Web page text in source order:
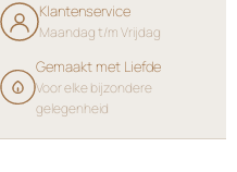
Klantenservice
Maandag t/m Vrijdag
Gemaakt met Liefde
Voor elke bijzondere
gelegenheid